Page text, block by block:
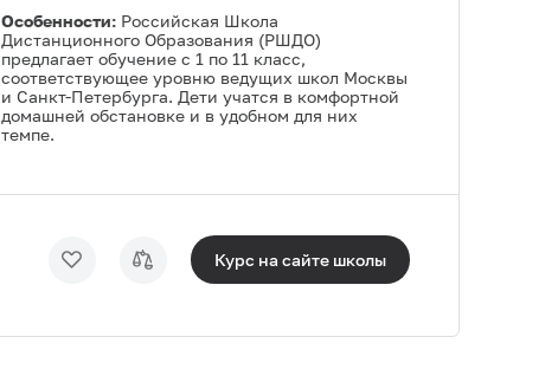
Особенности: Российская Школа
Дистанционного Образования (РШДО)
предлагает обучение с 1 по 11 класс,
соответствующее уровню ведущих школ Москвы
и Санкт-Петербурга. Дети учатся в комфортной
домашней обстановке и в удобном для них
темпе.
Курс на сайте школы